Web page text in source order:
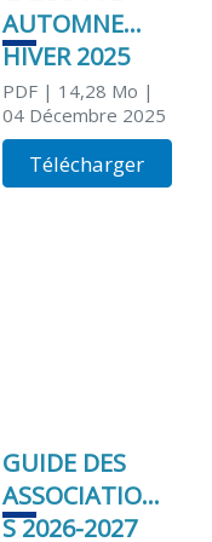
AUTOMNE
HIVER 2025
PDF| 14,28 Mo |
04 Décembre 2025
Télécharger
GUIDE DES
ASSOCIATION
S 2026-2027